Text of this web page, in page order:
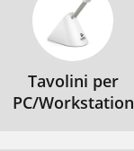
Tavolini per
PC/Workstation